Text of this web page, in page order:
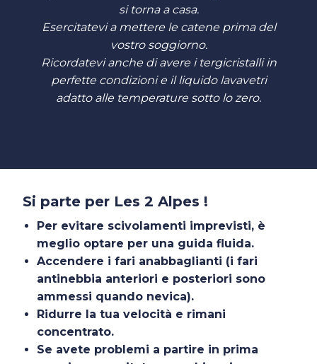
si torna a casa.
Esercitatevi a mettere le catene prima del
vostro soggiorno.
Ricordatevi anche di avere i tergicristalli in
perfette condizioni e il liquido lavavetri
adatto alle temperature sotto lo zero.
Si parte per Les 2 Alpes !
Per evitare scivolamenti imprevisti, è
meglio optare per una guida fluida.
Accendere i fari anabbaglianti (i fari
antinebbia anteriori e posteriori sono
ammessi quando nevica).
Ridurre la tua velocità e rimani
concentrato.
Se avete problemi a partire in prima